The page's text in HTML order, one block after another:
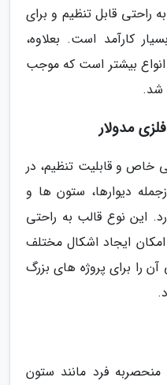
راحتی قابل تنظیم و برای
کارآمد است. بعلاوه،
بیشتر است که موجب
شد.
مدولار
خاص و قابلیت تنظیم، در
دیوارها، ستون ها و
این نوع قالب به راحتی
ایجاد اشکال مختلف
را برای پروژه های بزرگ
فرد مانند ستون